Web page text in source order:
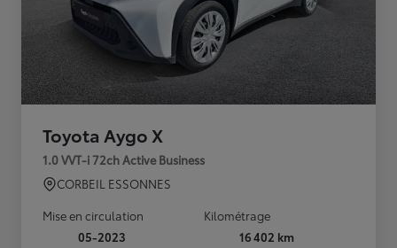
Toyota Aygo X
1.0 VVT-i 72ch Active Business
CORBEIL ESSONNES
Mise en circulation
05-2023
Kilométrage
16 402 km